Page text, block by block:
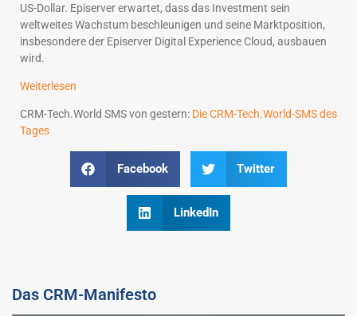
US-Dollar. Episerver erwartet, dass das Investment sein
weltweites Wachstum beschleunigen und seine Marktposition,
insbesondere der Episerver Digital Experience Cloud, ausbauen
wird.
Weiterlesen
CRM-Tech.World SMS von gestern: Die CRM-Tech.World-SMS des
Tages
Facebook Twitter
LinkedIn
Das CRM-Manifesto